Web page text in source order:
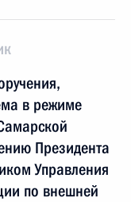
в режиме
Президента
Управления
по внешней